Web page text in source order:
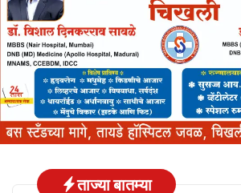
ताज्या बातम्या